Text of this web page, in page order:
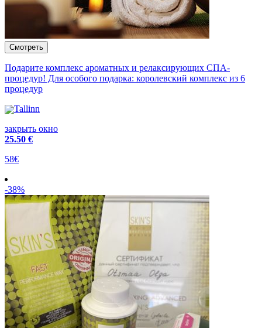
Подарите комплекс ароматных и релаксирующих СПА-
процедур! Для особого подарка: королевский комплекс из 6
процедур
Tallinn
закрыть окно
25.50 €
58€
-38%